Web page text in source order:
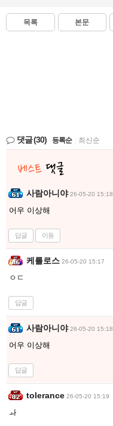
목록 본문
댓글(30) 등록순 최신순
사람아니야 26-05-20 15:18
어우 이상해
답글 이동
케를로스 26-05-20 15:17
ㅇㄷ
답글
사람아니야 26-05-20 15:18
어우 이상해
답글
tolerance 26-05-20 15:19
ㅘ